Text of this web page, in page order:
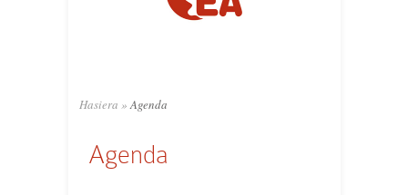
Hasiera » Agenda
Agenda